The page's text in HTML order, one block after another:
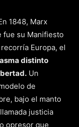
1848, Marx
fue su Manifiesto
Europa, el
distinto
Un
de
bajo el manto
justicia
opresor que